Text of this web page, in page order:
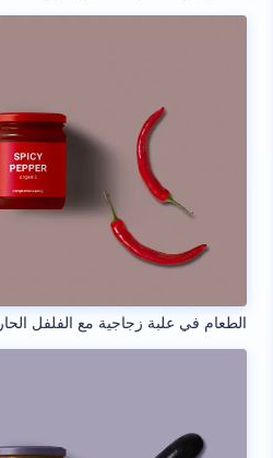
الطعام في علبة زجاجية مع الفلفل الحار